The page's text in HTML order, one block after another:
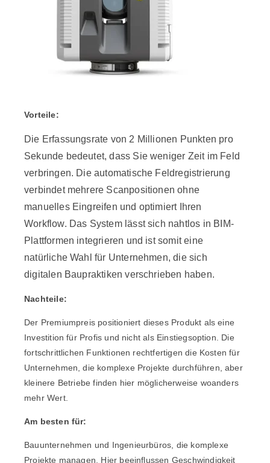
Vorteile:
Die Erfassungsrate von 2 Millionen Punkten pro
Sekunde bedeutet, dass Sie weniger Zeit im Feld
verbringen. Die automatische Feldregistrierung
verbindet mehrere Scanpositionen ohne
manuelles Eingreifen und optimiert Ihren
Workflow. Das System lässt sich nahtlos in BIM-
Plattformen integrieren und ist somit eine
natürliche Wahl für Unternehmen, die sich
digitalen Baupraktiken verschrieben haben.
Nachteile:
Der Premiumpreis positioniert dieses Produkt als eine
Investition für Profis und nicht als Einstiegsoption. Die
fortschrittlichen Funktionen rechtfertigen die Kosten für
Unternehmen, die komplexe Projekte durchführen, aber
kleinere Betriebe finden hier möglicherweise woanders
mehr Wert.
Am besten für:
Bauunternehmen und Ingenieurbüros, die komplexe
Projekte managen. Hier beeinflussen Geschwindigkeit